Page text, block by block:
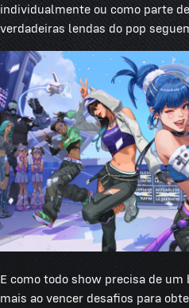
individualmente ou como parte
verdadeiras lendas do pop
E como todo show precisa de
mais ao vencer desafios para